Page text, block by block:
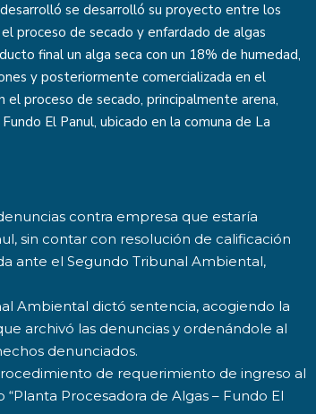
se desarrolló su proyecto entre los
proceso de secado y enfardado de algas
final un alga seca con un 18% de humedad,
y posteriormente comercializada en el
proceso de secado, principalmente arena,
El Panul, ubicado en la comuna de La
contra empresa que estaría
sin contar con resolución de calificación
ante el Segundo Tribunal Ambiental,
Ambiental dictó sentencia, acogiendo la
archivó las denuncias y ordenándole al
denunciados.
de requerimiento de ingreso al
Procesadora de Algas – Fundo El